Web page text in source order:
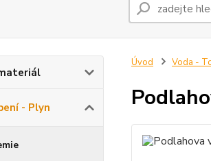
- Plyn
Úvod Voda -